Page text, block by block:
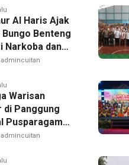
Al Haris Ajak
Benteng
Narkoba dan
admincuitan
Warisan
di Panggung
Pusparagam
admincuitan